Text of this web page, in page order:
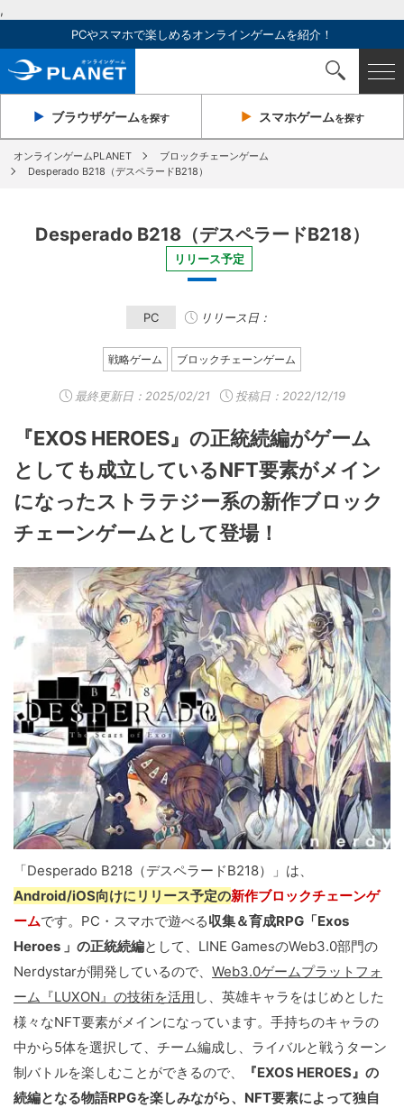
,
PCやスマホで楽しめるオンラインゲームを紹介！
ブラウザゲームを探す スマホゲームを探す
オンラインゲームPLANET
ブロックチェーンゲーム
Desperado B218（デスペラードB218）
Desperado B218（デスペラードB218）
リリース予定
PC リリース日：
戦略ゲーム ブロックチェーンゲーム
最終更新日： 2025/02/21 投稿日：2022/12/19
『EXOS HEROES』の正統続編がゲーム
としても成立しているNFT要素がメイン
になったストラテジー系の新作ブロック
チェーンゲームとして登場！
「Desperado B218（デスペラードB218）」は、
Android/iOS向けにリリース予定の新作ブロックチェーンゲ
ームです。PC・スマホで遊べる収集＆育成RPG「Exos
Heroes 」の正統続編として、LINE GamesのWeb3.0部門の
Nerdystarが開発しているので、 Web3.0ゲームプラットフォ
ーム『LUXON』の技術を活用 し、英雄キャラをはじめとした
様々なNFT要素がメインになっています。手持ちのキャラの
中から5体を選択して、チーム編成し、ライバルと戦うターン
制バトルを楽しむことができるので、
『EXOS HEROES』の
続編となる物語RPGを楽しみながら、NFT要素によって独自